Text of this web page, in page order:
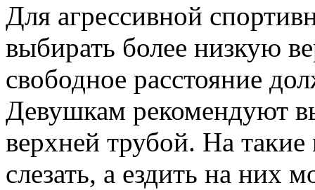
Для агрессивной
выбирать более низкую
свободное расстояние
Девушкам рекомендуют
верхней трубой. На такие
слезать, а ездить на них